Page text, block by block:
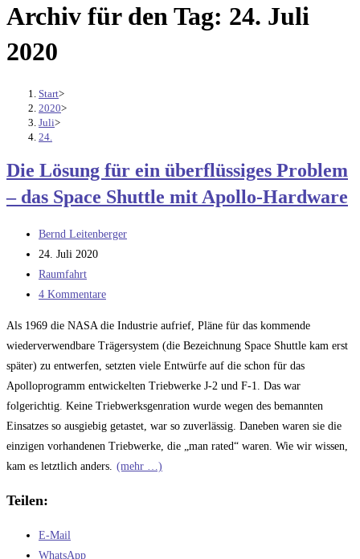
Archiv für den Tag: 24. Juli
2020
Start>
2020>
Juli>
24.
Die Lösung für ein überflüssiges Problem
– das Space Shuttle mit Apollo-Hardware
Beitrags-
Autor:
Bernd Leitenberger
Beitrag
veröffentlicht:
24. Juli 2020
Beitrags-
Kategorie:
Raumfahrt
Beitrags-
4 Kommentare
Als 1969 die NASA die Industrie aufrief, Pläne für das kommende
wiederverwendbare Trägersystem (die Bezeichnung Space Shuttle kam erst
später) zu entwerfen, setzten viele Entwürfe auf die schon für das
Apolloprogramm entwickelten Triebwerke J-2 und F-1. Das war
folgerichtig. Keine Triebwerksgenration wurde wegen des bemannten
Einsatzes so ausgiebig getastet, war so zuverlässig. Daneben waren sie die
einzigen vorhandenen Triebwerke, die „man rated“ waren. Wie wir wissen,
kam es letztlich anders. (mehr …)
Teilen:
E-Mail
WhatsApp